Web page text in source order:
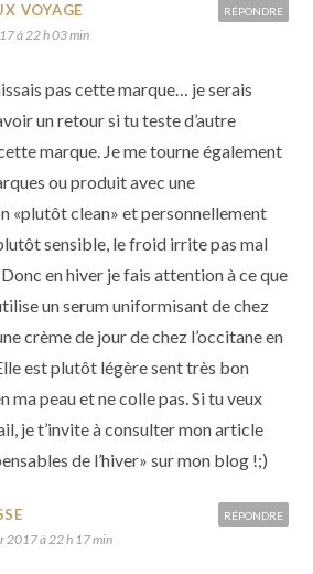
VOYAGE
à 22 h 03 min
pas cette marque… je serais
un retour si tu teste d’autre
marque. Je me tourne également
ou produit avec une
«plutôt clean» et personnellement
sensible, le froid irrite pas mal
en hiver je fais attention à ce que
un serum uniformisant de chez
crème de jour de chez l’occitane en
est plutôt légère sent très bon
ma peau et ne colle pas. Si tu veux
je t’invite à consulter mon article
de l’hiver» sur mon blog !;)
RÉPONDRE
2017 à 22 h 17 min
RÉPONDRE